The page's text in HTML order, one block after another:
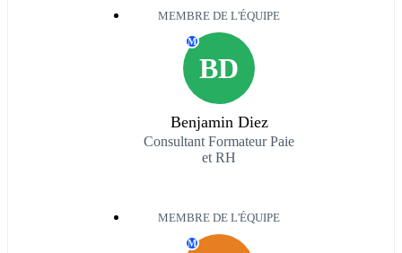
MEMBRE DE L'ÉQUIPE
BD
M
Benjamin Diez
Consultant Formateur Paie
et RH
MEMBRE DE L'ÉQUIPE
M